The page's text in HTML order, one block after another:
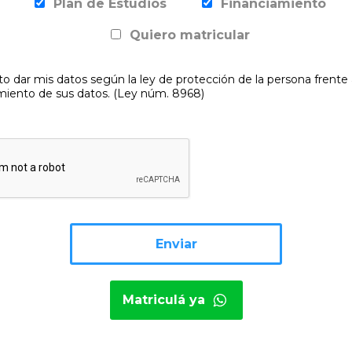
Plan de Estudios Financiamiento
Quiero matricular
dar mis datos según la ley de protección de la persona frente
de sus datos. (Ley núm. 8968)
Matriculá ya